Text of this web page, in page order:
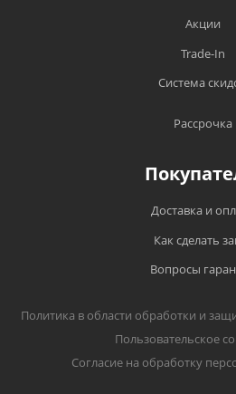
Акции
Trade-In
Система
Рассрочка
Доставка и
Как сделать
Вопросы
Политика в области обработки и
Пользовательское
Согласие на обработку